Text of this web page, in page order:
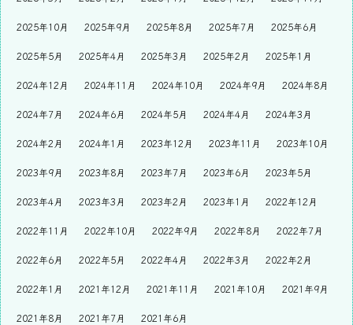
2025年10月 2025年9月 2025年8月 2025年7月 2025年6月
2025年5月 2025年4月 2025年3月 2025年2月 2025年1月
2024年12月 2024年11月 2024年10月 2024年9月 2024年8月
2024年7月 2024年6月 2024年5月 2024年4月 2024年3月
2024年2月 2024年1月 2023年12月 2023年11月 2023年10月
2023年9月 2023年8月 2023年7月 2023年6月 2023年5月
2023年4月 2023年3月 2023年2月 2023年1月 2022年12月
2022年11月 2022年10月 2022年9月 2022年8月 2022年7月
2022年6月 2022年5月 2022年4月 2022年3月 2022年2月
2022年1月 2021年12月 2021年11月 2021年10月 2021年9月
2021年8月 2021年7月 2021年6月